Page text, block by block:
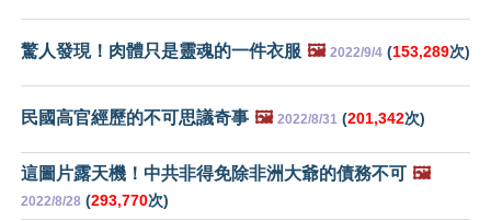
驚人發現！肉體只是靈魂的一件衣服 🖼️ 2022/9/4 (153,289次)
民國高官經歷的不可思議奇事 🖼️ 2022/8/31 (201,342次)
這圖片露天機！中共非得免除非洲大爺的債務不可 🖼️
2022/8/28 (293,770次)